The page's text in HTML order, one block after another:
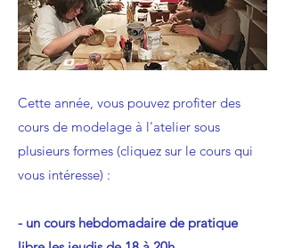
Cette année, vous pouvez profiter des
cours de modelage à l'atelier sous
plusieurs formes (cliquez sur le cours qui
vous intéresse) :
- un cours hebdomadaire de pratique